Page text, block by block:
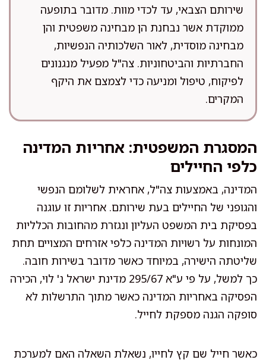
שירותם הצבאי, עד לכדי מוות. מדובר בתופעה
ממוקדת אשר נבחנת הן מבחינה משפטית והן
מבחינה מוסדית, לאור השלכותיה הנפשיות,
החברתיות והביטחוניות. צה"ל מפעיל מנגנונים
לפיקוח, טיפול ומניעה כדי לצמצם את היקף
המקרים.
המסגרת המשפטית: אחריות המדינה
כלפי החיילים
המדינה, באמצעות צה"ל, אחראית לשלומם הנפשי
והגופני של החיילים בעת שירותם. אחריות זו עוגנה
בפסיקת בית המשפט העליון ונגזרת מהחובות הכלליות
המונחות על רשויות המדינה כלפי אזרחים המצויים תחת
שליטתה הישירה, במיוחד כאשר מדובר בשירות חובה.
כך למשל, על פי ע"א 295/67 מדינת ישראל נ' לוי, הכירה
הפסיקה באחריות המדינה כאשר מתוך התרשלות לא
סופקה הגנה מספקת לחייל.
כאשר חייל שם קץ לחייו, נשאלת השאלה האם למערכת